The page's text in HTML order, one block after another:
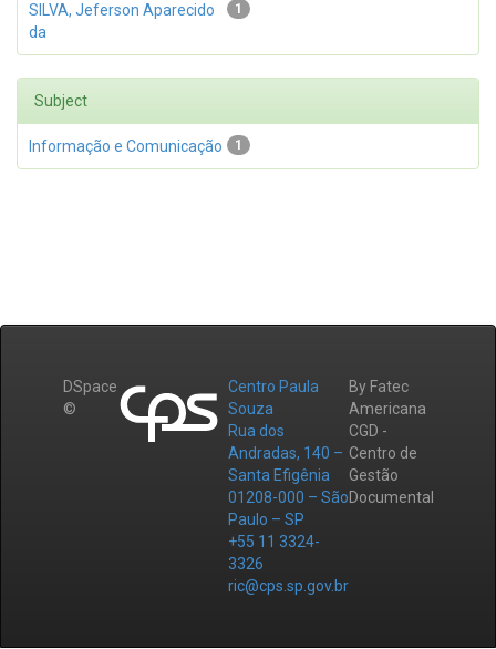
1
SILVA, Jeferson Aparecido
da
Subject
1
Informação e Comunicação
DSpace
©
Centro Paula
Souza
Rua dos
Andradas, 140 –
Santa Efigênia
01208-000 – São
Paulo – SP
+55 11 3324-
3326
ric@cps.sp.gov.br
By Fatec
Americana
CGD -
Centro de
Gestão
Documental